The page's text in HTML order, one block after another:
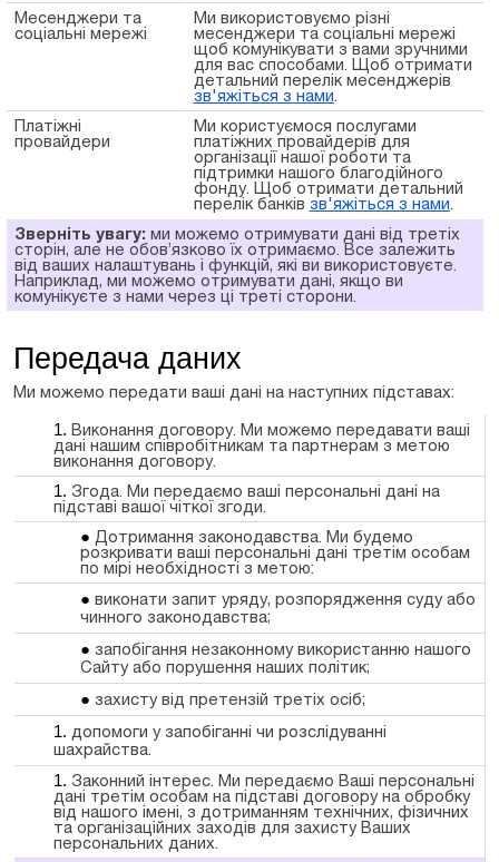
Месенджери та
соціальні мережі
Ми використовуємо різні
месенджери та соціальні мережі
щоб комунікувати з вами зручними
для вас способами. Щоб отримати
детальний перелік месенджерів
зв'яжіться з нами.
Платіжні
провайдери
Ми користуємося послугами
платіжних провайдерів для
організації нашої роботи та
підтримки нашого благодійного
фонду. Щоб отримати детальний
перелік банків зв'яжіться з нами.
Зверніть увагу: ми можемо отримувати дані від третіх
сторін, але не обов’язково їх отримаємо. Все залежить
від ваших налаштувань і функцій, які ви використовуєте.
Наприклад, ми можемо отримувати дані, якщо ви
комунікуєте з нами через ці треті сторони.
Передача даних
Ми можемо передати ваші дані на наступних підставах:
Виконання договору. Ми можемо передавати ваші
дані нашим співробітникам та партнерам з метою
виконання договору.
Згода. Ми передаємо ваші персональні дані на
підставі вашої чіткої згоди.
Дотримання законодавства. Ми будемо
розкривати ваші персональні дані третім особам
по мірі необхідності з метою:
виконати запит уряду, розпорядження суду або
чинного законодавства;
запобігання незаконному використанню нашого
Сайту або порушення наших політик;
захисту від претензій третіх осіб;
допомоги у запобіганні чи розслідуванні
шахрайства.
Законний інтерес. Ми передаємо Ваші персональні
дані третім особам на підставі договору на обробку
від нашого імені, з дотриманням технічних, фізичних
та організаційних заходів для захисту Ваших
персональних даних.